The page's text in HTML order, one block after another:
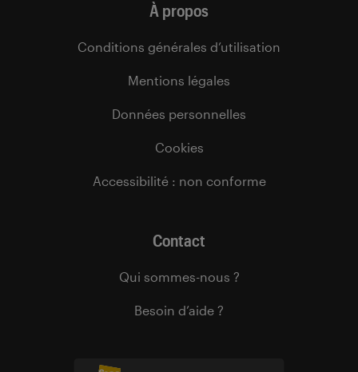
À propos
Conditions générales d’utilisation
Mentions légales
Données personnelles
Cookies
Accessibilité : non conforme
Contact
Qui sommes-nous ?
Besoin d’aide ?